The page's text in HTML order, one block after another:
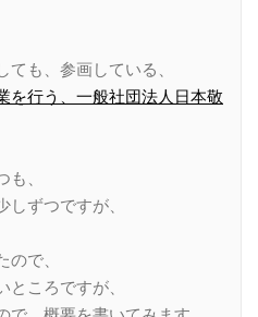
も、参画している、
を行う、一般社団法人日本敬
、
ずつですが、
で、
ころですが、